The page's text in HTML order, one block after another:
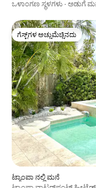
ಮಲಗುವ ವ್ಯವಸ್ಥೆ
ಒಳಾಂಗಣ ಸ್ಥಳಗಳು · ಅಡುಗೆ
ಗೆಸ್ಟ್‌ಗಳ ಅಚ್ಚುಮೆಚ್ಚಿನದು
ಗೆಸ್ಟ್‌ಗಳ ಅಚ್ಚುಮೆಚ್ಚಿನದು
ಟ್ಯಾಂಪಾ ನಲ್ಲಿ ಮನೆ